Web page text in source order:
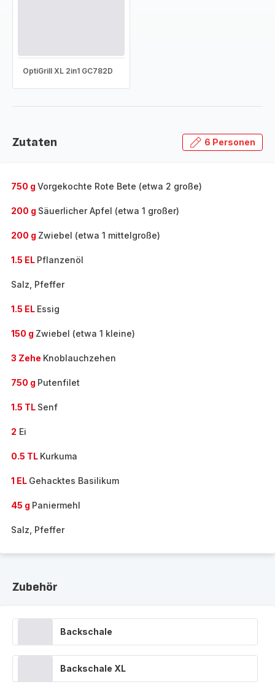
OptiGrill XL 2in1 GC782D
Zutaten 6 Personen
750 g Vorgekochte Rote Bete (etwa 2 große)
200 g Säuerlicher Apfel (etwa 1 großer)
200 g Zwiebel (etwa 1 mittelgroße)
1.5 EL Pflanzenöl
Salz, Pfeffer
1.5 EL Essig
150 g Zwiebel (etwa 1 kleine)
3 Zehe Knoblauchzehen
750 g Putenfilet
1.5 TL Senf
2 Ei
0.5 TL Kurkuma
1 EL Gehacktes Basilikum
45 g Paniermehl
Salz, Pfeffer
Zubehör
Backschale
Backschale XL